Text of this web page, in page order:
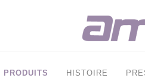
PRODUITS HISTOIRE